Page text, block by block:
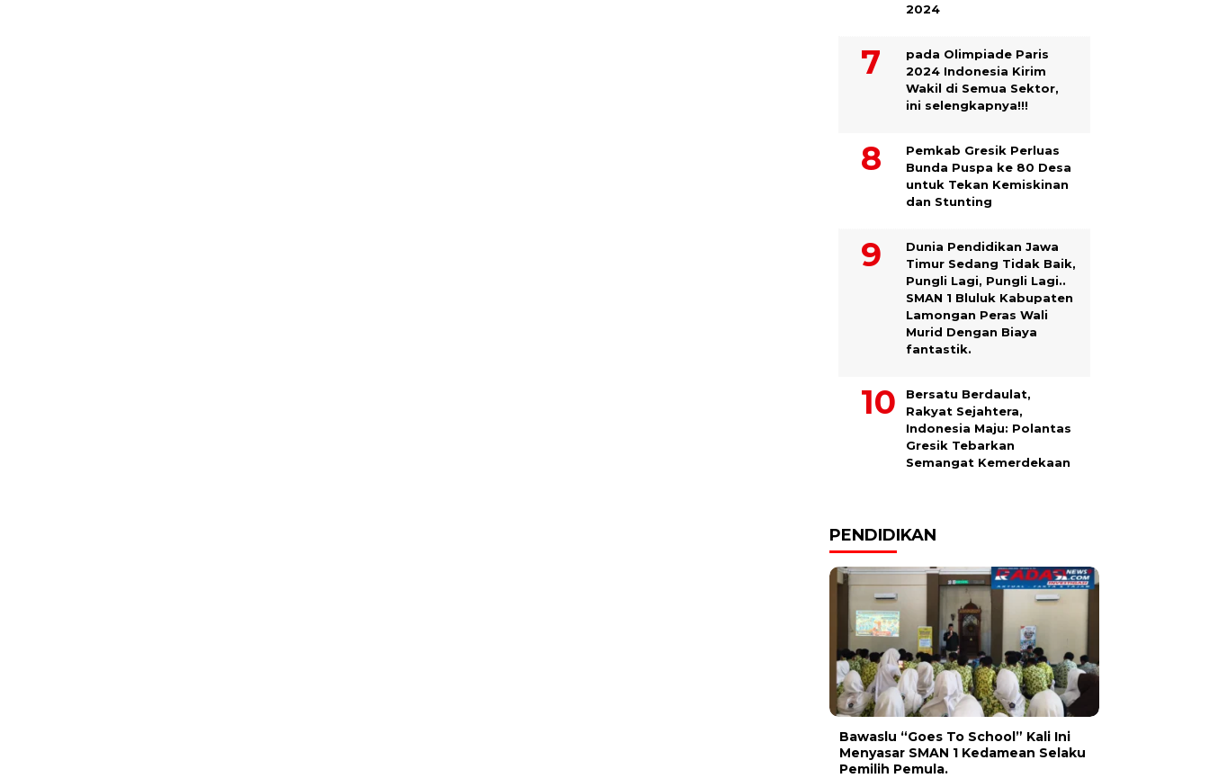
2024
pada Olimpiade Paris
2024 Indonesia Kirim
Wakil di Semua Sektor,
ini selengkapnya!!!
Pemkab Gresik Perluas
Bunda Puspa ke 80 Desa
untuk Tekan Kemiskinan
dan Stunting
Dunia Pendidikan Jawa
Timur Sedang Tidak Baik,
Pungli Lagi, Pungli Lagi..
SMAN 1 Bluluk Kabupaten
Lamongan Peras Wali
Murid Dengan Biaya
fantastik.
Bersatu Berdaulat,
Rakyat Sejahtera,
Indonesia Maju: Polantas
Gresik Tebarkan
Semangat Kemerdekaan
PENDIDIKAN
Bawaslu “Goes To School” Kali Ini
Menyasar SMAN 1 Kedamean Selaku
Pemilih Pemula.